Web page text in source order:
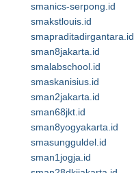
smanics-serpong.id
smakstlouis.id
smapraditadirgantara.id
sman8jakarta.id
smalabschool.id
smaskanisius.id
sman2jakarta.id
sman68jkt.id
sman8yogyakarta.id
smasungguldel.id
sman1jogja.id